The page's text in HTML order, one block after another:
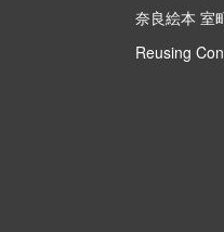
奈良絵本 室
Reusing